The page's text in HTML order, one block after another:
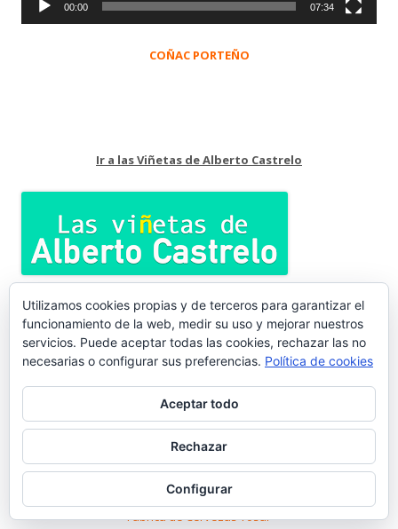
00:00 07:34
COÑAC PORTEÑO
Ir a las Viñetas de Alberto Castrelo
Refrescos La Porteña
Publicidad vintage de Bodegas Caballero
Fábrica de Cervezas Tosar
Utilizamos cookies propias y de terceros para garantizar el
funcionamiento de la web, medir su uso y mejorar nuestros
servicios. Puede aceptar todas las cookies, rechazar las no
necesarias o configurar sus preferencias. Política de cookies
Aceptar todo
Rechazar
Configurar